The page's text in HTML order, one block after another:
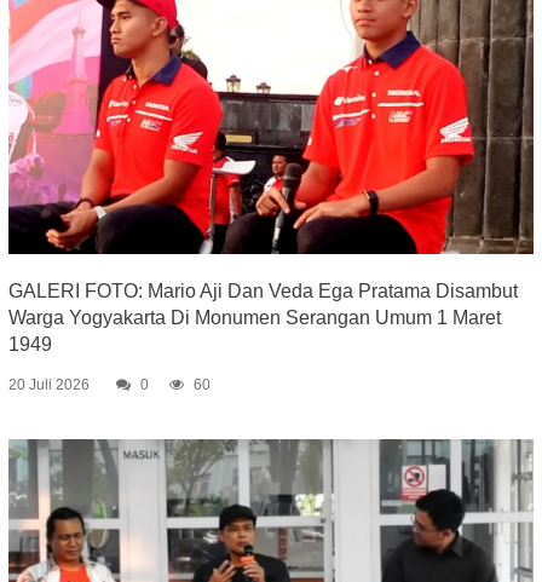
GALERI FOTO: Mario Aji Dan Veda Ega Pratama Disambut
Warga Yogyakarta Di Monumen Serangan Umum 1 Maret
1949
20 Juli 2026 0 60